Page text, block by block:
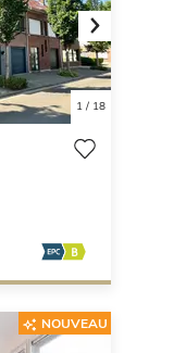
Next
1/ 18
NOUVEAU